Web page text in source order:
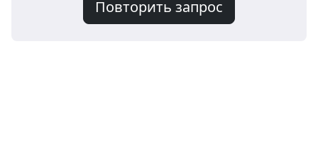
Повторить запрос